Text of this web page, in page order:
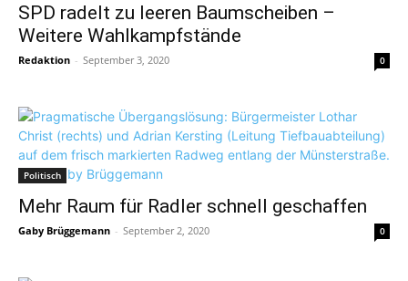
SPD radelt zu leeren Baumscheiben –
Weitere Wahlkampfstände
Redaktion - September 3, 2020 0
Politisch
Mehr Raum für Radler schnell geschaffen
Gaby Brüggemann - September 2, 2020 0